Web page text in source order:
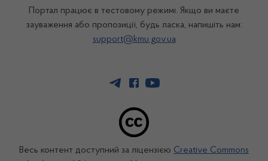
Портал працює в тестовому режимі. Якщо ви маєте
зауваження або пропозиції, будь ласка, напишіть нам:
support@kmu.gov.ua
Весь контент доступний за ліцензією Creative Commons